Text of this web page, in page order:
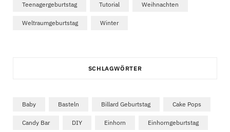
Teenagergeburtstag Tutorial Weihnachten
Weltraumgeburtstag Winter
SCHLAGWÖRTER
Baby Basteln Billard Geburtstag Cake Pops
Candy Bar DIY Einhorn Einhorngeburtstag